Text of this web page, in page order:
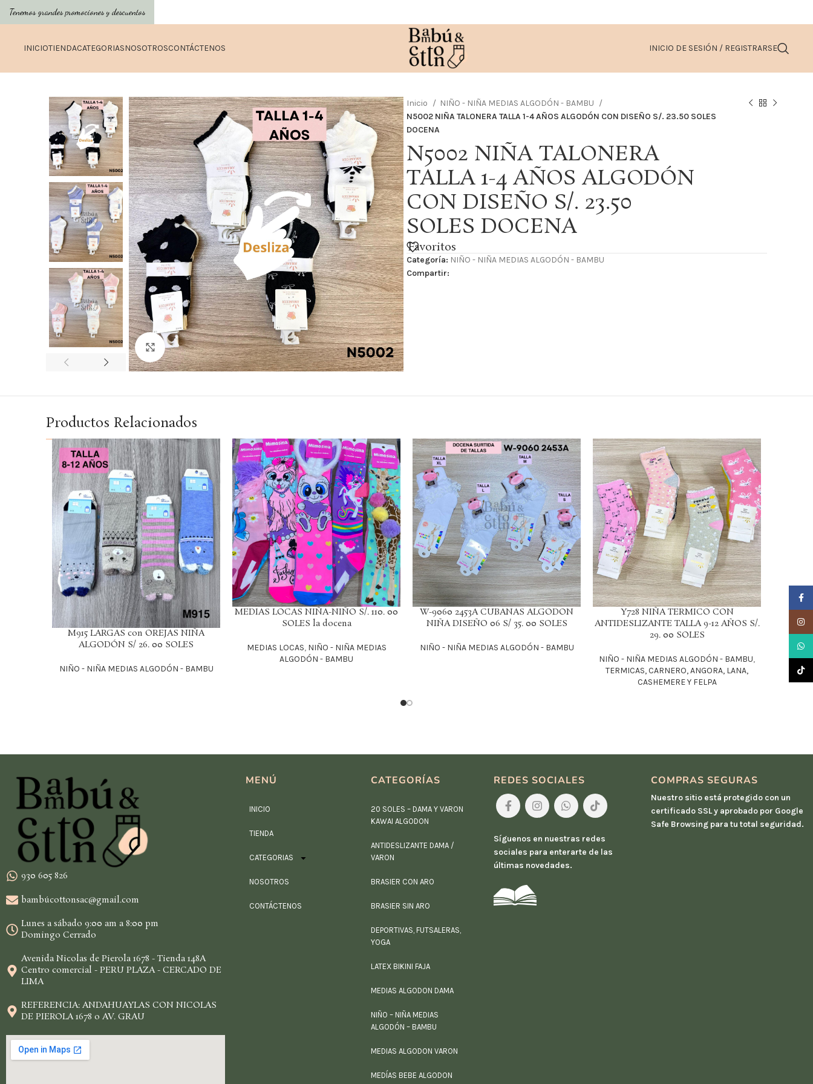
INICIOTIENDACATEGORIASNOSOTROSCONTÁCTENOS INICIO DE SESIÓN / REGISTRARSE
Haga Click para agrandar
Inicio
NIÑO - NIÑA MEDIAS ALGODÓN - BAMBU
N5002 NIÑA TALONERA TALLA 1-4 AÑOS ALGODÓN CON DISEÑO S/. 23.50 SOLES
DOCENA
N5002 NIÑA TALONERA
TALLA 1-4 AÑOS ALGODÓN
CON DISEÑO S/. 23.50
SOLES DOCENA
Favoritos
Categoría: NIÑO - NIÑA MEDIAS ALGODÓN - BAMBU
Compartir:
Productos Relacionados
LEER MÁS
M915 LARGAS con OREJAS NIÑA
ALGODÓN S/ 26. 00 SOLES
NIÑO - NIÑA MEDIAS ALGODÓN - BAMBU
LEER MÁS
MEDIAS LOCAS NIÑA-NIÑO S/. 110. 00
SOLES la docena
MEDIAS LOCAS, NIÑO - NIÑA MEDIAS
ALGODÓN - BAMBU
LEER MÁS
W-9060 2453A CUBANAS ALGODON
NIÑA DISEÑO 06 S/ 35. 00 SOLES
NIÑO - NIÑA MEDIAS ALGODÓN - BAMBU
LEER MÁSY728 NIÑA TERMICO CON
ANTIDESLIZANTE TALLA 9-12 AÑOS S/.
29. 00 SOLES
NIÑO - NIÑA MEDIAS ALGODÓN - BAMBU,
TERMICAS, CARNERO, ANGORA, LANA,
CASHEMERE Y FELPA
LEER MÁS
Y742
NIÑO -
930 605 826
bambúcottonsac@gmail.com
Lunes a sábado 9:00 am a 8:00 pm
Domingo Cerrado
Avenida Nicolas de Pierola 1678 - Tienda 148A
Centro comercial - PERU PLAZA - CERCADO DE
LIMA
REFERENCIA: ANDAHUAYLAS CON NICOLAS
DE PIEROLA 1678 o AV. GRAU
MENÚ
INICIO
TIENDA
CATEGORIAS
NOSOTROS
CONTÁCTENOS
CATEGORÍAS
20 SOLES – DAMA Y VARON
KAWAI ALGODON
ANTIDESLIZANTE DAMA /
VARON
BRASIER CON ARO
BRASIER SIN ARO
DEPORTIVAS, FUTSALERAS,
YOGA
LATEX BIKINI FAJA
MEDIAS ALGODON DAMA
NIÑO – NIÑA MEDIAS
ALGODÓN – BAMBU
MEDIAS ALGODON VARON
MEDÍAS BEBE ALGODON
REDES SOCIALES
Síguenos en nuestras redes
sociales para enterarte de las
últimas novedades.
COMPRAS SEGURAS
Nuestro sitio está protegido con un
certificado SSL y aprobado por Google
Safe Browsing para tu total seguridad.
Tenemos grandes promociones y descuentos
TikTok